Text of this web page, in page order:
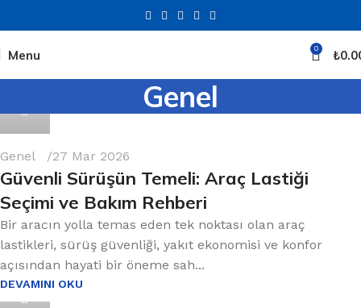
Menu 0 ₺
Genel
Genel 27 Mar 2026
Güvenli Sürüşün Temeli: Araç Lastiği
Seçimi ve Bakım Rehberi
Bir aracın yolla temas eden tek noktası olan araç
lastikleri, sürüş güvenliği, yakıt ekonomisi ve konfor
açısından hayati bir öneme sah...
DEVAMINI OKU